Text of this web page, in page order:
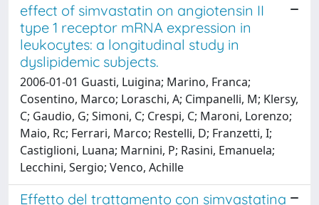
effect of simvastatin on angiotensin II
type 1 receptor mRNA expression in
leukocytes: a longitudinal study in
dyslipidemic subjects.
2006-01-01 Guasti, Luigina; Marino, Franca;
Cosentino, Marco; Loraschi, A; Cimpanelli, M; Klersy,
C; Gaudio, G; Simoni, C; Crespi, C; Maroni, Lorenzo;
Maio, Rc; Ferrari, Marco; Restelli, D; Franzetti, I;
Castiglioni, Luana; Marnini, P; Rasini, Emanuela;
Lecchini, Sergio; Venco, Achille
Effetto del trattamento con simvastatina